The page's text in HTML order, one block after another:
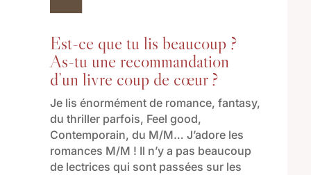
Est-ce que tu lis beaucoup ?
As-tu une recommandation
d’un livre coup de cœur ?
Je lis énormément de romance, fantasy,
du thriller parfois, Feel good,
Contemporain, du M/M… J’adore les
romances M/M ! Il n’y a pas beaucoup
de lectrices qui sont passées sur les